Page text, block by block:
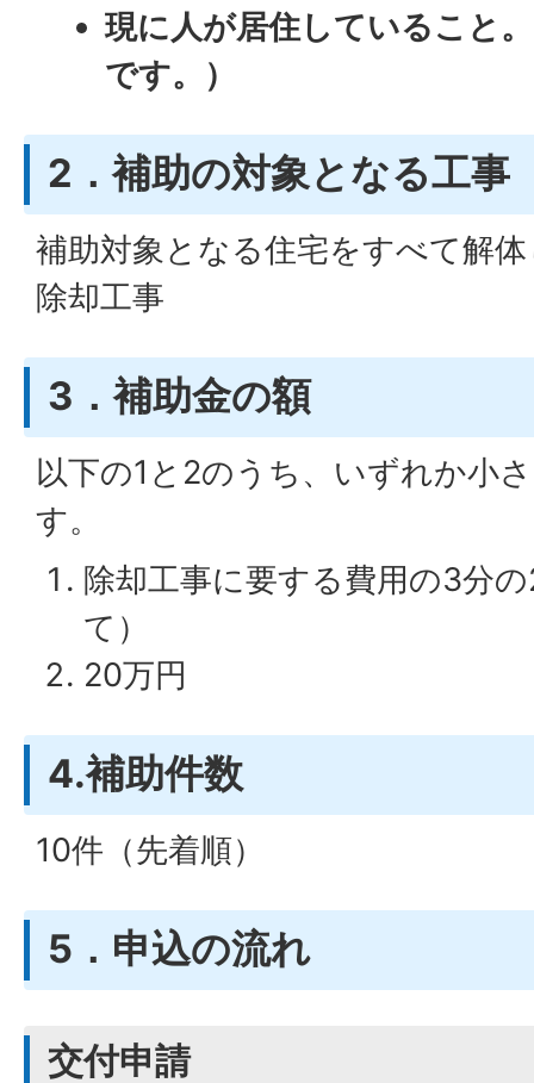
現に人が居住していること
です。）
2．補助の対象となる工事
補助対象となる住宅をすべて解
除却工事
3．補助金の額
以下の1と2のうち、いずれか小
す。
除却工事に要する費用の3分
て）
20万円
4.補助件数
10件（先着順）
5．申込の流れ
交付申請